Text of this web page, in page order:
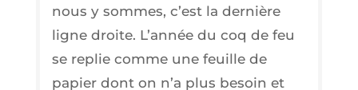
nous y sommes, c’est la der­nière
ligne droite. L’an­née du coq de feu
se replie comme une feuille de
papier dont on n’a plus besoin et